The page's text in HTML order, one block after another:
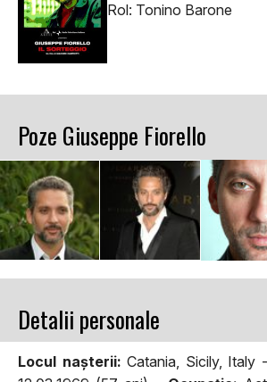
Rol: Tonino Barone
Poze Giuseppe Fiorello
Detalii personale
Locul naşterii: Catania, Sicily, Italy -